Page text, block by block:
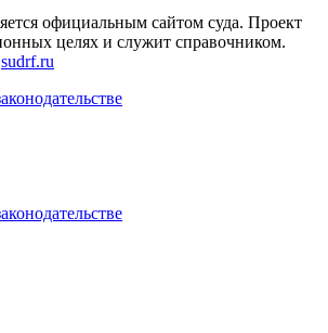
официальным сайтом суда. Проект
целях и служит справочником.
sudrf.ru